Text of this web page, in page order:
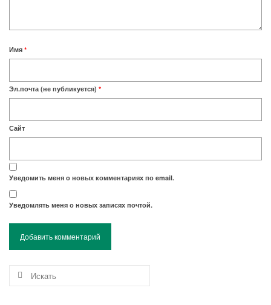
Имя *
Эл.почта (не публикуется) *
Сайт
Уведомить меня о новых комментариях по email.
Уведомлять меня о новых записях почтой.
Искать: